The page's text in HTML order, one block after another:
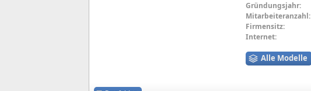
Gründungsjahr:
Mitarbeiteranzahl:
Firmensitz:
Internet:
Alle Modelle